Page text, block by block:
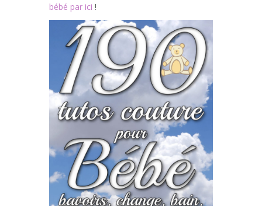
bébé par ici !